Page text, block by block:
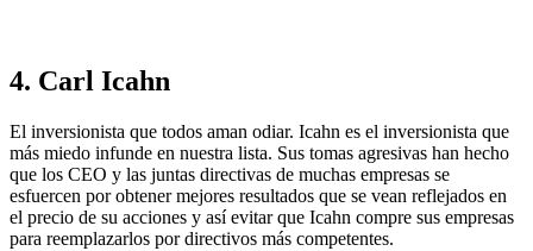
4. Carl Icahn
El inversionista que todos aman odiar. Icahn es el inversionista que
más miedo infunde en nuestra lista. Sus tomas agresivas han hecho
que los CEO y las juntas directivas de muchas empresas se
esfuercen por obtener mejores resultados que se vean reflejados en
el precio de su acciones y así evitar que Icahn compre sus empresas
para reemplazarlos por directivos más competentes.